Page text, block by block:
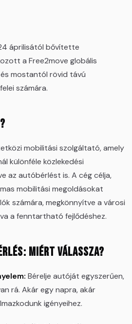
áprilisától bővítette
a Free2move globális
mostantól rövid távú
számára.
mobilitási szolgáltató, amely
különféle közlekedési
az autóbérlést is. A cég célja,
mobilitási megoldásokat
számára, megkönnyítve a városi
a fenntartható fejlődéshez.
Miért válassza?
Bérelje autóját egyszerűen,
rá. Akár egy napra, akár
igényeihez.